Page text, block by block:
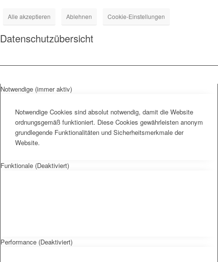
Alle akzeptieren Ablehnen Cookie-Einstellungen
Datenschutzübersicht
Notwendige (immer aktiv)
Notwendige Cookies sind absolut notwendig, damit die Website
ordnungsgemäß funktioniert. Diese Cookies gewährleisten anonym
grundlegende Funktionalitäten und Sicherheitsmerkmale der
Website.
Funktionale (Deaktiviert)
Performance (Deaktiviert)